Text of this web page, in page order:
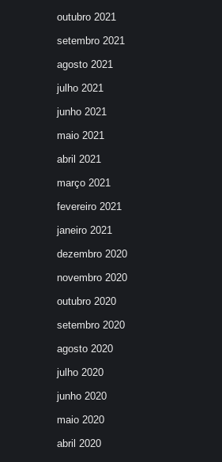
outubro 2021
setembro 2021
agosto 2021
julho 2021
junho 2021
maio 2021
abril 2021
março 2021
fevereiro 2021
janeiro 2021
dezembro 2020
novembro 2020
outubro 2020
setembro 2020
agosto 2020
julho 2020
junho 2020
maio 2020
abril 2020